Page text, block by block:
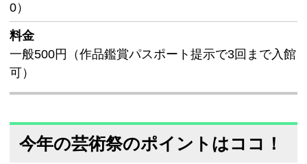
0）
料金
一般500円（作品鑑賞パスポート提示で3回まで入館
可）
今年の芸術祭のポイントはココ！